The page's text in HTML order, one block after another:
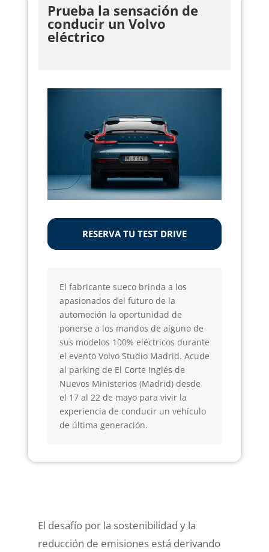
Prueba la sensación de
conducir un Volvo
eléctrico
RESERVA TU TEST DRIVE
El fabricante sueco brinda a los
apasionados del futuro de la
automoción la oportunidad de
ponerse a los mandos de alguno de
sus modelos 100% eléctricos durante
el evento Volvo Studio Madrid. Acude
al parking de El Corte Inglés de
Nuevos Ministerios (Madrid) desde
el 17 al 22 de mayo para vivir la
experiencia de conducir un vehículo
de última generación.
El desafío por la sostenibilidad y la
reducción de emisiones está derivando